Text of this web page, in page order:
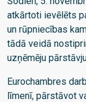
atkārtoti ievēlēts
un rūpniecības
tādā veidā
uzņēmēju
Eurochambres
līmenī, pārstāvot